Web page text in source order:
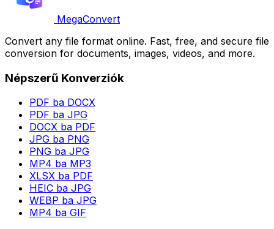
MegaConvert
Convert any file format online. Fast, free, and secure file
conversion for documents, images, videos, and more.
Népszerű Konverziók
PDF ba DOCX
PDF ba JPG
DOCX ba PDF
JPG ba PNG
PNG ba JPG
MP4 ba MP3
XLSX ba PDF
HEIC ba JPG
WEBP ba JPG
MP4 ba GIF